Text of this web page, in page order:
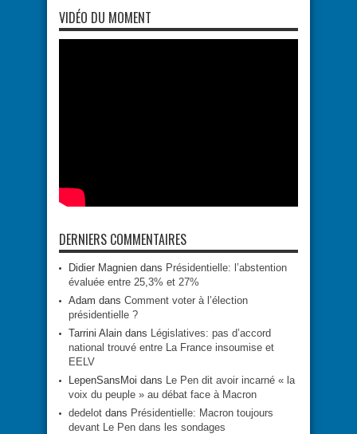
VIDÉO DU MOMENT
DERNIERS COMMENTAIRES
Didier Magnien dans Présidentielle: l’abstention
évaluée entre 25,3% et 27%
Adam dans Comment voter à l’élection
présidentielle ?
Tarrini Alain dans Législatives: pas d’accord
national trouvé entre La France insoumise et
EELV
LepenSansMoi dans Le Pen dit avoir incarné « la
voix du peuple » au débat face à Macron
dedelot dans Présidentielle: Macron toujours
devant Le Pen dans les sondages